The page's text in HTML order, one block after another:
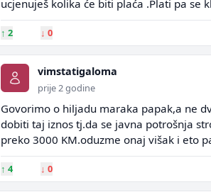
ucjenuješ kolika će biti plaća .Plati pa se
↑ 2 ↓ 0
vimstatigaloma
prije 2 godine
Govorimo o hiljadu maraka papak,a ne
dobiti taj iznos tj.da se javna potrošnja
preko 3000 KM.oduzme onaj višak i eto
↑ 4 ↓ 0